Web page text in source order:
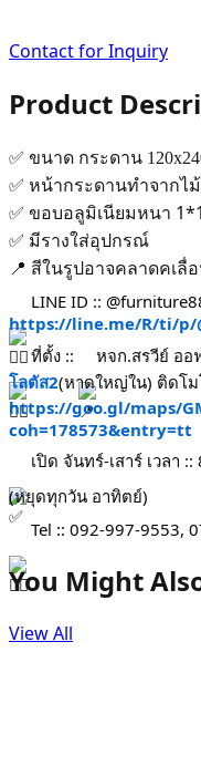
Contact for Inquiry
Product
✅ ขนาด กระดาน
✅ หน้ากระดานทําจากไ
✅ ขอบอลูมิเนียมหนา
✅ มีรางใส่อุปกรณ์
📍 สีในรูปอาจคลาดคเลื่
LINE ID ::
https://line.me/R/ti/p/
ที่ตั้ง ::
หจก.สรวีย์ ออ
โลตัส2(หาดใหญ่ใน) ติดโ
https://goo.gl/maps/
coh=178573&entry=tt
เปิด จันทร์-เสาร์ เวลา
(หยุดทุกวัน อาทิตย์)
Tel :: 092-997-9553,
You Might
View All